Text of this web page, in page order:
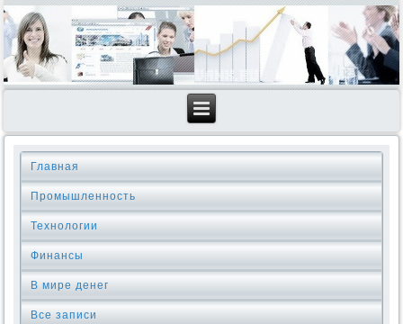
Главная
Промышленность
Технологии
Финансы
В мире денег
Все записи